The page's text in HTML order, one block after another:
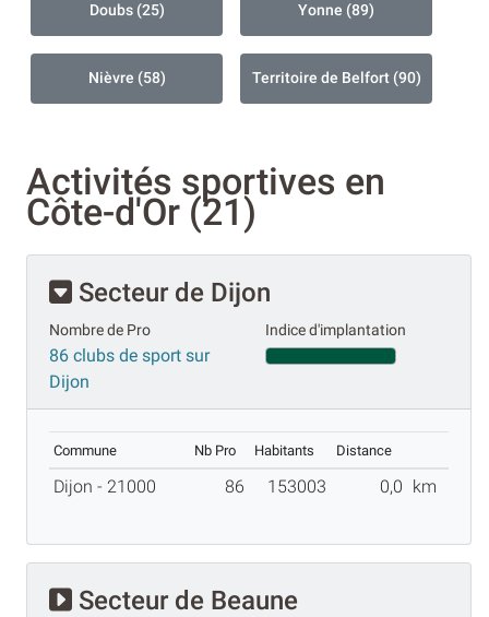
Doubs (25) Yonne (89)
Nièvre (58) Territoire de Belfort (90)
Activités sportives en
Côte-d'Or (21)
Secteur de Dijon
Nombre de Pro
86 clubs de sport sur
Dijon
Indice d'implantation
Commune Nb Pro Habitants Distance
Dijon - 21000 86 153003 0,0 km
Secteur de Beaune